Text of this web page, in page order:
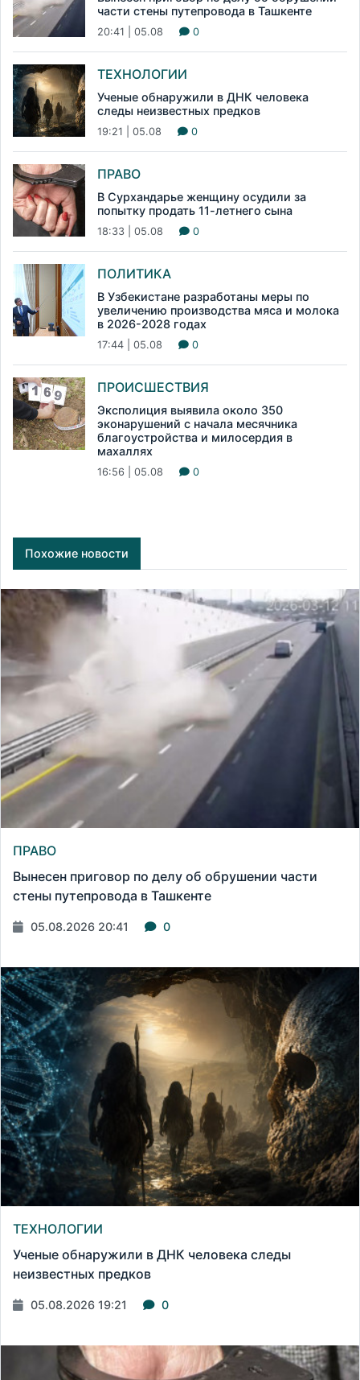
части стены путепровода в Ташкенте
20:41 | 05.08 0
ТЕХНОЛОГИИ
Ученые обнаружили в ДНК человека
следы неизвестных предков
19:21 | 05.08 0
ПРАВО
В Сурхандарье женщину осудили за
попытку продать 11-летнего сына
18:33 | 05.08 0
ПОЛИТИКА
В Узбекистане разработаны меры по
увеличению производства мяса и молока
в 2026-2028 годах
17:44 | 05.08 0
ПРОИСШЕСТВИЯ
Эксполиция выявила около 350
эконарушений с начала месячника
благоустройства и милосердия в
махаллях
16:56 | 05.08 0
Похожие новости
ПРАВО
Вынесен приговор по делу об обрушении части
стены путепровода в Ташкенте
05.08.2026 20:41 0
ТЕХНОЛОГИИ
Ученые обнаружили в ДНК человека следы
неизвестных предков
05.08.2026 19:21 0